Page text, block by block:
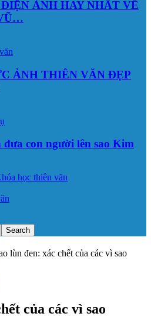
ẢNH HAY NHẤT VỀ
ẢNH THIÊN VĂN ĐẸP
đưa con người lên sao Kim
học thiên văn
lùn đen: xác chết của các vì sao
của các vì sao